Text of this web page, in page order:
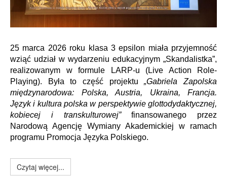
25 marca 2026 roku klasa 3 epsilon miała przyjemność
wziąć udział w wydarzeniu edukacyjnym „Skandalistka”,
realizowanym w formule LARP-u (Live Action Role-
Playing). Była to część projektu„Gabriela Zapolska
międzynarodowa: Polska, Austria, Ukraina, Francja.
Język i kultura polska w perspektywie glottodydaktycznej,
kobiecej i transkulturowej”finansowanego przez
Narodową Agencję Wymiany Akademickiej w ramach
programu Promocja Języka Polskiego.
Czytaj więcej...